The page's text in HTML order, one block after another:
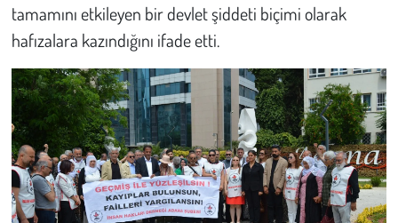
tamamını etkileyen bir devlet şiddeti biçimi olarak
hafızalara kazındığını ifade etti.